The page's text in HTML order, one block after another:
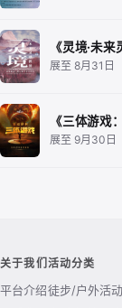
《灵境·未
展至 8月31日
《三体游戏
展至 9月30日
关于我们
平台介绍
活动分类
徒步/户外活动